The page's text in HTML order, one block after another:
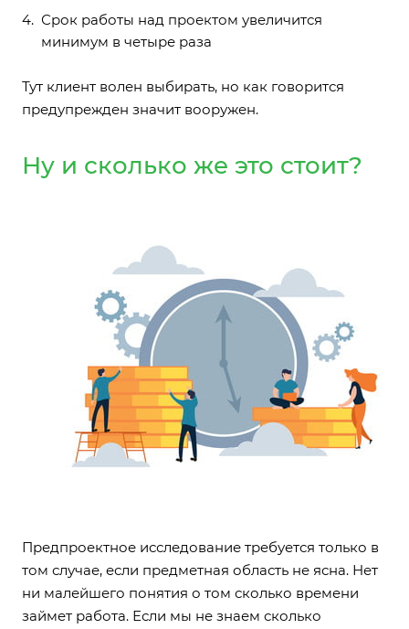
Срок работы над проектом увеличится
минимум в четыре раза
Тут клиент волен выбирать, но как говорится
предупрежден значит вооружен.
Ну и сколько же это стоит?
Предпроектное исследование требуется только в
том случае, если предметная область не ясна. Нет
ни малейшего понятия о том сколько времени
займет работа. Если мы не знаем сколько